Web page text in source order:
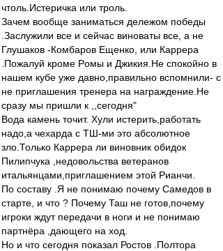
чтоль.Истеричка или троль.
Зачем вообще заниматься дележом победы
.Заслужили все и сейчас виноваты все, а не
Глушаков -Комбаров Ещенко, или Каррера
.Пожалуй кроме Рoмы и Джикия.Не спокойно в
нашем кубе уже давно,правильно вспомнили- с
не приглашения тренера на награждение.Не
сразу мы пришли к ,,сегодня"
Вода камень точит. Хули истерить,работать
надо,а чехарда с ТШ-ми это абсолютное
зло.Только Каррера ли виновник обидок
Пилипчука ,недовольства ветеранов
итальянцами,приглашением этой Рианчи.
По составу .Я не понимаю почему Самедов в
старте, и что ? Почему Таш не готов,почему
игроки ждут передачи в ноги и не понимаю
партнёра ,дающего на ход.
Но и что сегодня показал Ростов .Полтора